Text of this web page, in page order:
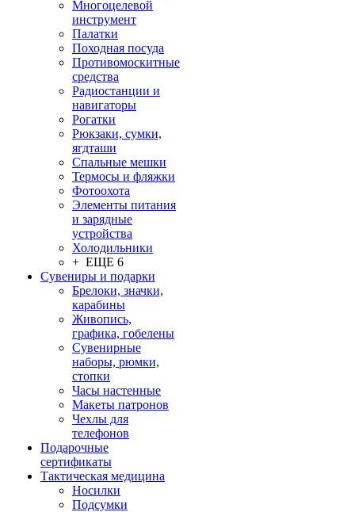
Многоцелевой
инструмент
Палатки
Походная посуда
Противомоскитные
средства
Радиостанции и
навигаторы
Рогатки
Рюкзаки, сумки,
ягдташи
Спальные мешки
Термосы и фляжки
Фотоохота
Элементы питания
и зарядные
устройства
Холодильники
+ ЕЩЕ 6
Сувениры и подарки
Брелоки, значки,
карабины
Живопись,
графика, гобелены
Сувенирные
наборы, рюмки,
стопки
Часы настенные
Макеты патронов
Чехлы для
телефонов
Подарочные
сертификаты
Тактическая медицина
Носилки
Подсумки